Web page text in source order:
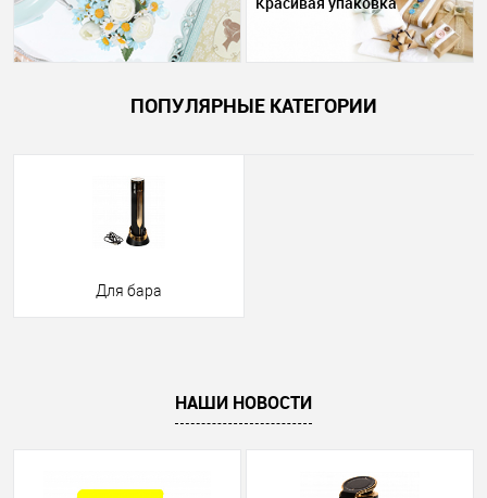
ПОПУЛЯРНЫЕ КАТЕГОРИИ
Для бара
НАШИ НОВОСТИ